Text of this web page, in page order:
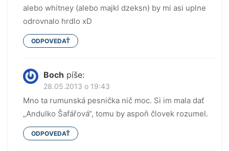
alebo whitney (alebo majkl dzeksn) by mi asi uplne
odrovnalo hrdlo xD
ODPOVEDAŤ
Boch píše:
28.05.2013 o 19:43
Mno ta rumunská pesnička nič moc. Si im mala dať
„Andulko Šafářová“, tomu by aspoň človek rozumel.
ODPOVEDAŤ